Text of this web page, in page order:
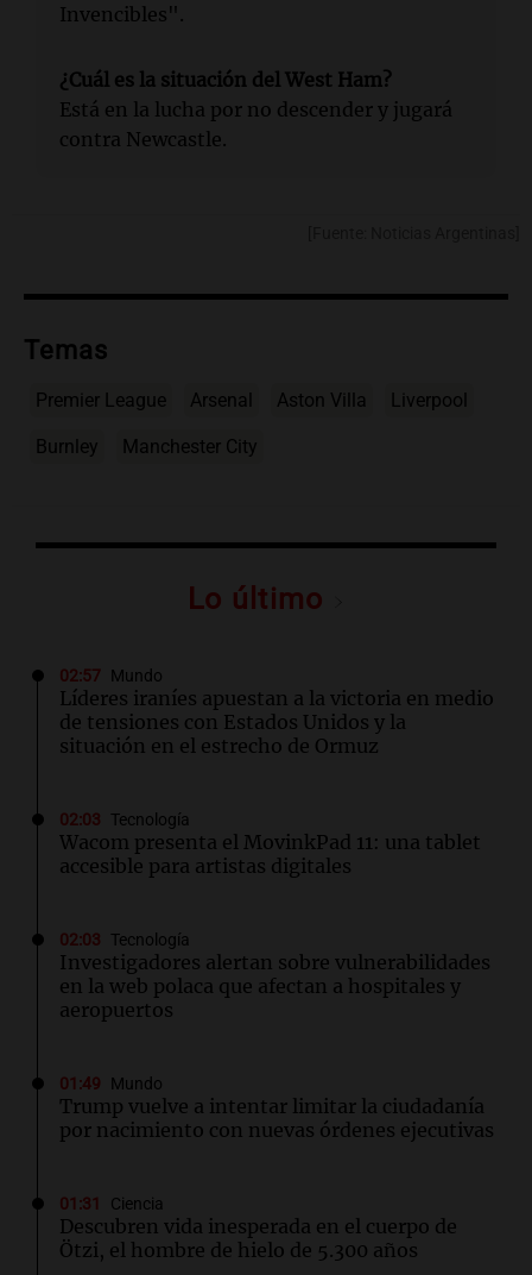
Invencibles".
¿Cuál es la situación del West Ham?
Está en la lucha por no descender y jugará
contra Newcastle.
Temas
Premier League Arsenal Aston Villa Liverpool
Burnley Manchester City
Lo último
02:57 Mundo
Líderes iraníes apuestan a la victoria en medio
de tensiones con Estados Unidos y la
situación en el estrecho de Ormuz
02:03 Tecnología
Wacom presenta el MovinkPad 11: una tablet
accesible para artistas digitales
02:03 Tecnología
Investigadores alertan sobre vulnerabilidades
en la web polaca que afectan a hospitales y
aeropuertos
01:49 Mundo
Trump vuelve a intentar limitar la ciudadanía
por nacimiento con nuevas órdenes ejecutivas
01:31 Ciencia
Descubren vida inesperada en el cuerpo de
Ötzi, el hombre de hielo de 5.300 años